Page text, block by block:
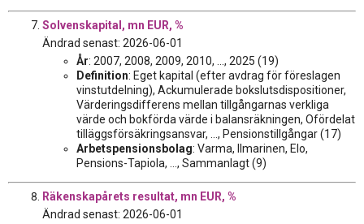
Solvenskapital, mn EUR, %
Ändrad senast: 2026-06-01
År: 2007, 2008, 2009, 2010, ..., 2025 (19)
Definition: Eget kapital (efter avdrag för föreslagen
vinstutdelning), Ackumulerade bokslutsdispositioner,
Värderingsdifferens mellan tillgångarnas verkliga
värde och bokförda värde i balansräkningen, Ofördelat
tilläggsförsäkringsansvar, ..., Pensionstillgångar (17)
Arbetspensionsbolag: Varma, Ilmarinen, Elo,
Pensions-Tapiola, ..., Sammanlagt (9)
Räkenskapårets resultat, mn EUR, %
Ändrad senast: 2026-06-01